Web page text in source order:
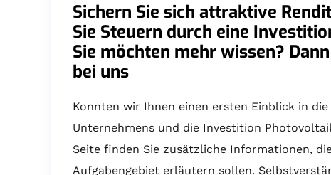
Sichern Sie sich attraktive
Sie Steuern durch eine
Sie möchten mehr wissen?
bei uns
Konnten wir Ihnen einen ersten Einblick in
Unternehmens und die Investition
Seite finden Sie zusätzliche Informationen,
Aufgabengebiet erläutern sollen.